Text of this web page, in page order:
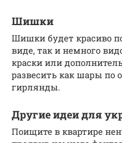
Шишки
Шишки будет красиво
виде, так и немного
краски или
развесить как шары по
гирлянды.
Другие идеи для
Поищите в квартире